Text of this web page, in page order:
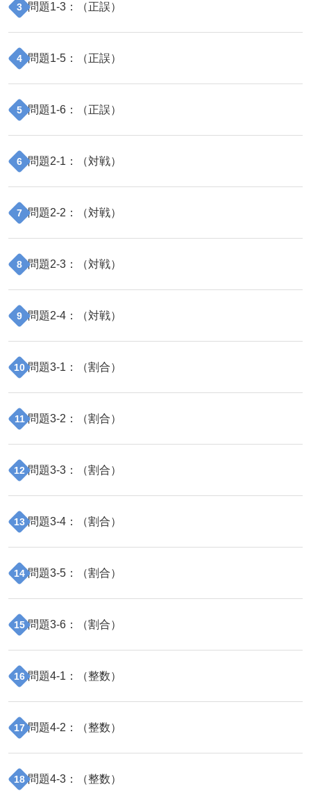
3 問題1-3 ：（正誤）
4 問題1-5 ：（正誤）
5 問題1-6 ：（正誤）
6 問題2-1 ：（対戦）
7 問題2-2 ：（対戦）
8 問題2-3 ：（対戦）
9 問題2-4 ：（対戦）
10 問題3-1 ：（割合）
11 問題3-2 ：（割合）
12 問題3-3 ：（割合）
13 問題3-4 ：（割合）
14 問題3-5 ：（割合）
15 問題3-6 ：（割合）
16 問題4-1 ：（整数）
17 問題4-2 ：（整数）
18 問題4-3 ：（整数）